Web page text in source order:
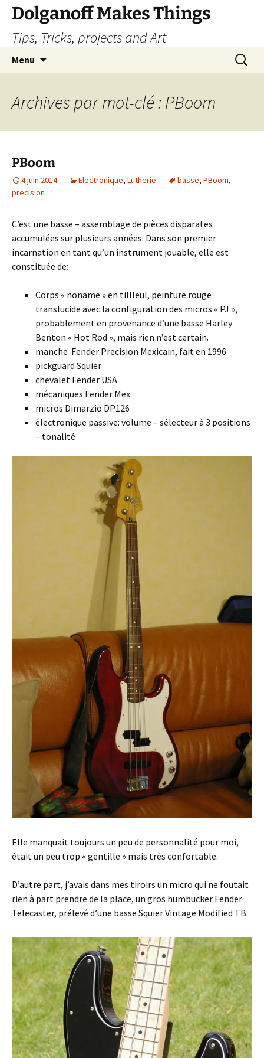
Dolganoff Makes Things
Tips, Tricks, projects and Art
Menu
Archives par mot-clé : PBoom
PBoom
4 juin 2014 Electronique, Lutherie basse, PBoom,
precision
C’est une basse – assemblage de pièces disparates
accumulées sur plusieurs années. Dans son premier
incarnation en tant qu’un instrument jouable, elle est
constituée de:
Corps « noname » en tillleul, peinture rouge
translucide avec la configuration des micros « PJ »,
probablement en provenance d’une basse Harley
Benton « Hot Rod », mais rien n’est certain.
manche Fender Precision Mexicain, fait en 1996
pickguard Squier
chevalet Fender USA
mécaniques Fender Mex
micros Dimarzio DP126
électronique passive: volume – sélecteur à 3 positions
– tonalité
Elle manquait toujours un peu de personnalité pour moi,
était un peu trop « gentille » mais très confortable.
D’autre part, j’avais dans mes tiroirs un micro qui ne foutait
rien à part prendre de la place, un gros humbucker Fender
Telecaster, prélevé d’une basse Squier Vintage Modified TB: